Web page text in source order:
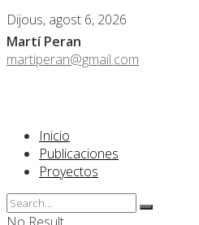
Dijous, agost 6, 2026
Martí Peran
martiperan@gmail.com
Inicio
Publicaciones
Proyectos